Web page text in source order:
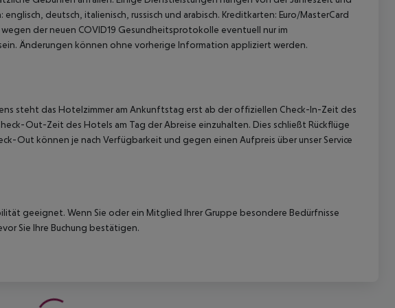
deutsch, italienisch, russisch und arabisch. Kreditkarten: Euro/MasterCard
der neuen COVID19 Gesundheitsprotokolle eventuell nur im
Änderungen können ohne vorherige Information appliziert werden.
steht das Hotelzimmer am Ankunftstag erst ab der offiziellen Check-In-Zeit des
Out-Zeit des Hotels am Tag der Abreise einzuhalten. Dies schließt Rückflüge
Out können je nach Verfügbarkeit und gegen einen Aufpreis über unser Service
geeignet. Wenn Sie oder ein Mitglied Ihrer Gruppe besondere Bedürfnisse
Sie Ihre Buchung bestätigen.